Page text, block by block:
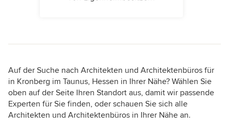
Auf der Suche nach Architekten und Architektenbüros für
in Kronberg im Taunus, Hessen in Ihrer Nähe? Wählen Sie
oben auf der Seite Ihren Standort aus, damit wir passende
Experten für Sie finden, oder schauen Sie sich alle
Architekten und Architektenbüros in Ihrer Nähe an.